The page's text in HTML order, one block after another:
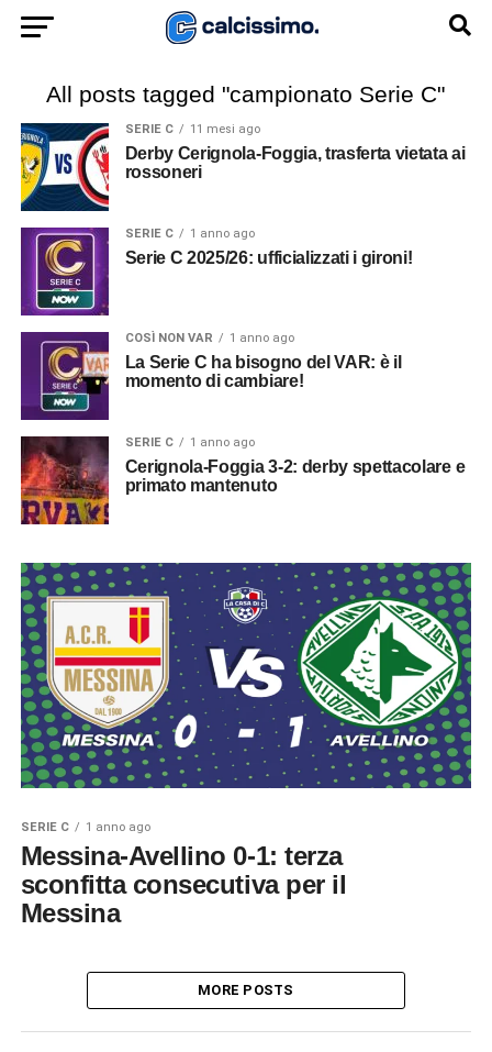
All posts tagged "campionato Serie C"
SERIE C 11 mesi ago
Derby Cerignola-Foggia, trasferta vietata ai
rossoneri
SERIE C 1 anno ago
Serie C 2025/26: ufficializzati i gironi!
COSÌ NON VAR 1 anno ago
La Serie C ha bisogno del VAR: è il
momento di cambiare!
SERIE C 1 anno ago
Cerignola-Foggia 3-2: derby spettacolare e
primato mantenuto
SERIE C 1 anno ago
Messina-Avellino 0-1: terza
sconfitta consecutiva per il
Messina
MORE POSTS